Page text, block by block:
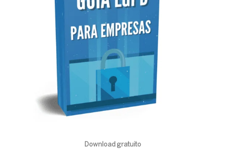
Download gratuito